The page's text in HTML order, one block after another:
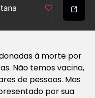
à morte por
Não temos vacina,
de pessoas. Mas
por sua